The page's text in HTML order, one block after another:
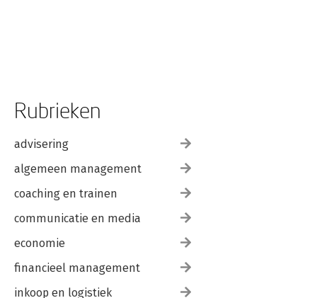
Rubrieken
advisering
algemeen management
coaching en trainen
communicatie en media
economie
financieel management
inkoop en logistiek